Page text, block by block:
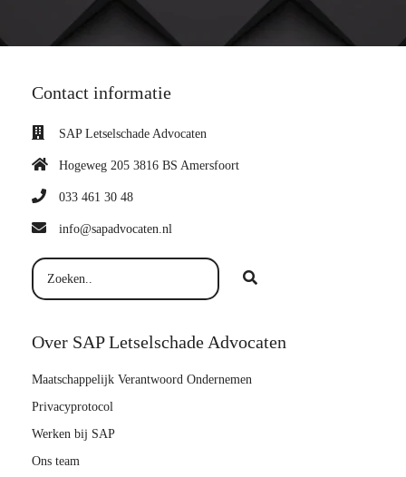
Contact informatie
SAP Letselschade Advocaten
Hogeweg 205 3816 BS Amersfoort
033 461 30 48
info@sapadvocaten.nl
Over SAP Letselschade Advocaten
Maatschappelijk Verantwoord Ondernemen
Privacyprotocol
Werken bij SAP
Ons team